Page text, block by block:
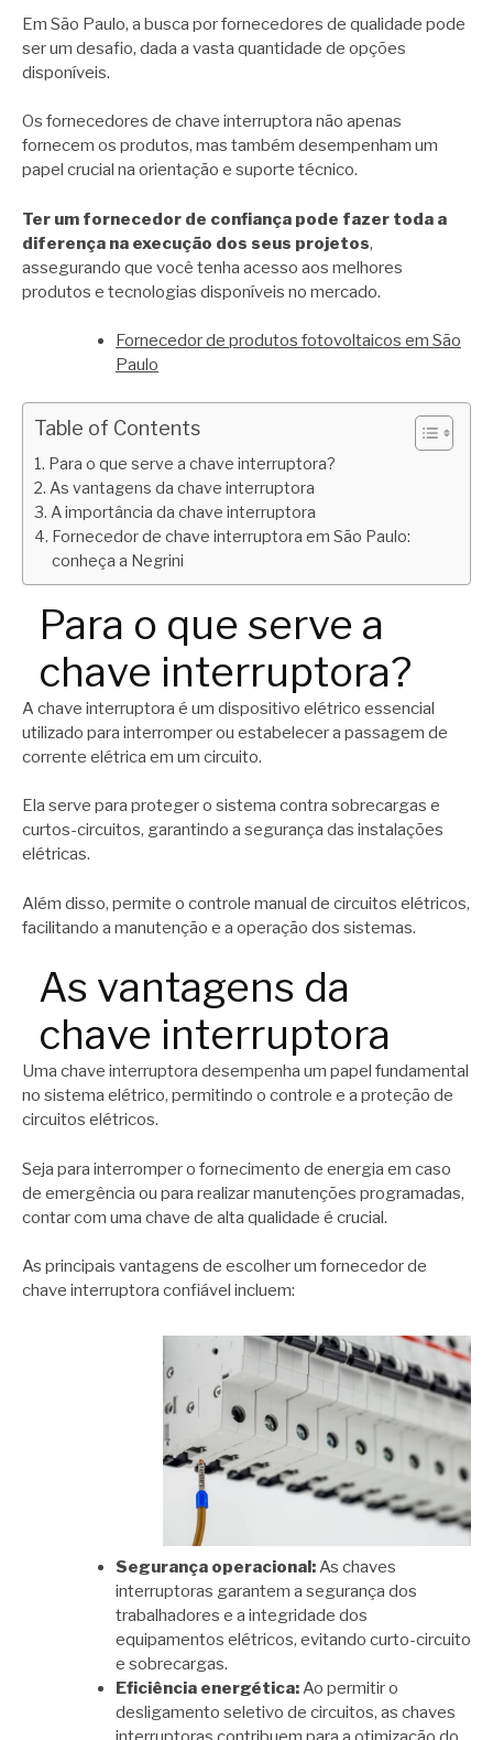
Em São Paulo, a busca por fornecedores de qualidade pode
ser um desafio, dada a vasta quantidade de opções
disponíveis.
Os fornecedores de chave interruptora não apenas
fornecem os produtos, mas também desempenham um
papel crucial na orientação e suporte técnico.
Ter um fornecedor de confiança pode fazer toda a
diferença na execução dos seus projetos,
assegurando que você tenha acesso aos melhores
produtos e tecnologias disponíveis no mercado.
Fornecedor de produtos fotovoltaicos em São
Paulo
Table of Contents
Para o que serve a chave interruptora?
As vantagens da chave interruptora
A importância da chave interruptora
Fornecedor de chave interruptora em São Paulo:
conheça a Negrini
Para o que serve a
chave interruptora?
A chave interruptora é um dispositivo elétrico essencial
utilizado para interromper ou estabelecer a passagem de
corrente elétrica em um circuito.
Ela serve para proteger o sistema contra sobrecargas e
curtos-circuitos, garantindo a segurança das instalações
elétricas.
Além disso, permite o controle manual de circuitos elétricos,
facilitando a manutenção e a operação dos sistemas.
As vantagens da
chave interruptora
Uma chave interruptora desempenha um papel fundamental
no sistema elétrico, permitindo o controle e a proteção de
circuitos elétricos.
Seja para interromper o fornecimento de energia em caso
de emergência ou para realizar manutenções programadas,
contar com uma chave de alta qualidade é crucial.
As principais vantagens de escolher um fornecedor de
chave interruptora confiável incluem:
Segurança operacional:As chaves
interruptoras garantem a segurança dos
trabalhadores e a integridade dos
equipamentos elétricos, evitando curto-circuito
e sobrecargas.
Eficiência energética:Ao permitir o
desligamento seletivo de circuitos, as chaves